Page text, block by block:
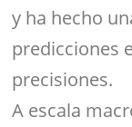
y ha hecho
predicciones
precisiones.
A escala